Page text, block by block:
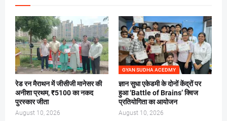
रेड रन मैराथन में जीसीजी मानेसर की
अनीशा प्रथम, ₹5100 का नकद
पुरस्कार जीता
August 10, 2026
GYAN SUDHA ACEDMY
ज्ञान सुधा एकेडमी के दोनों केंद्रों पर
हुआ ‘Battle of Brains’ क्विज
प्रतियोगिता का आयोजन
August 10, 2026